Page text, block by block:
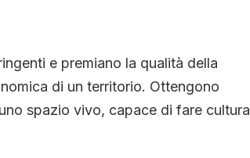
e premiano la qualità della
di un territorio. Ottengono
spazio vivo, capace di fare cultura